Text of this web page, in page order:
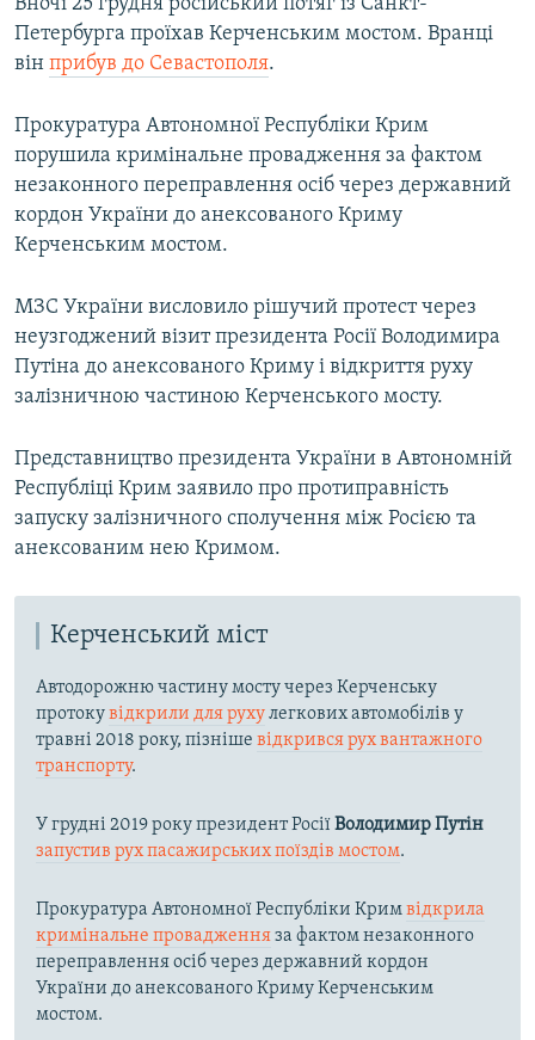
Вночі 25 грудня російський потяг із Санкт-
Петербурга проїхав Керченським мостом. Вранці
він прибув до Севастополя.
Прокуратура Автономної Республіки Крим
порушила кримінальне провадження за фактом
незаконного переправлення осіб через державний
кордон України до анексованого Криму
Керченським мостом.
МЗС України висловило рішучий протест через
неузгоджений візит президента Росії Володимира
Путіна до анексованого Криму і відкриття руху
залізничною частиною Керченського мосту.
Представництво президента України в Автономній
Республіці Крим заявило про протиправність
запуску залізничного сполучення між Росією та
анексованим нею Кримом.
Керченський міст
Автодорожню частину мосту через Керченську
протокувідкрили для рухулегкових автомобілів у
травні 2018 року, пізніше відкрився рух вантажного
транспорту.
У грудні 2019 року президент РосіїВолодимир Путін
запустив рух пасажирських поїздів мостом.
Прокуратура Автономної Республіки Кримвідкрила
кримінальне провадженняза фактом незаконного
переправлення осіб через державний кордон
України до анексованого Криму Керченським
мостом.